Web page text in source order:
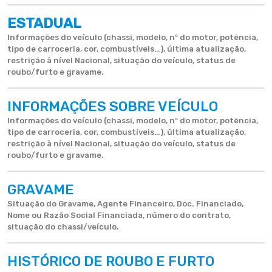
ESTADUAL
Informações do veículo (chassi, modelo, nº do motor, potência,
tipo de carroceria, cor, combustíveis…), última atualização,
restrição à nível Nacional, situação do veículo, status de
roubo/furto e gravame.
INFORMAÇÕES SOBRE VEÍCULO
Informações do veículo (chassi, modelo, nº do motor, potência,
tipo de carroceria, cor, combustíveis…), última atualização,
restrição à nível Nacional, situação do veículo, status de
roubo/furto e gravame.
GRAVAME
Situação do Gravame, Agente Financeiro, Doc. Financiado,
Nome ou Razão Social Financiada, número do contrato,
situação do chassi/veículo.
HISTÓRICO DE ROUBO E FURTO